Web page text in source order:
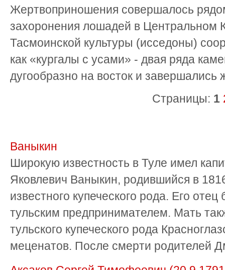
Жертвоприношения совершалось
захоронения лошадей в Центральном
Тасмоинской культуры (исседоны)
как «кургалы с усами» - двая ряда
дугообразно на восток и завершались
Страницы: 1
Ваныкин
Широкую известность в Туле имел
Яковлевич Ваныкин, родившийся в
известного купеческого рода. Его
тульским предпринимателем. Мать
тульского купеческого рода
меценатов. После смерти родителей